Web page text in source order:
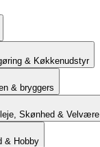
& Køkkenudstyr
& bryggers
Skønhed & Velvære
& Hobby